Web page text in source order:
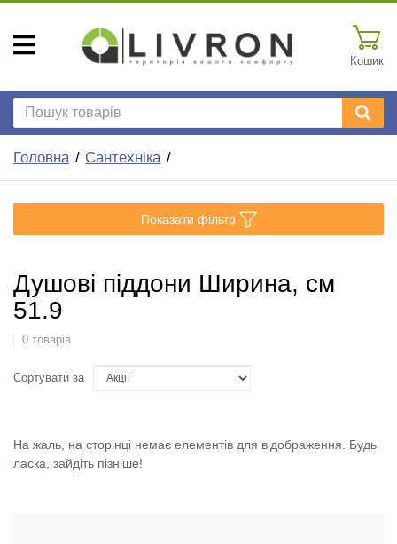
Кошик
Головна Сантехніка
Показати фільтр
Душові піддони Ширина, см
51.9
0 товарів
Сортувати за
На жаль, на сторінці немає елементів для відображення. Будь
ласка, зайдіть пізніше!